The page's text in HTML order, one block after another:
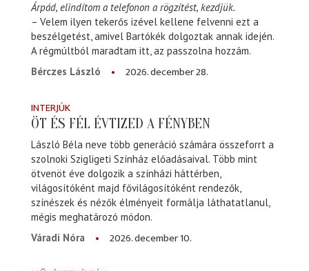
Árpád, elindítom a telefonon a rögzítést, kezdjük.
– Velem ilyen tekerős izével kellene felvenni ezt a
beszélgetést, amivel Bartókék dolgoztak annak idején.
A régmúltból maradtam itt, az passzolna hozzám.
Bérczes László
2026. december 28.
INTERJÚK
ÖT ÉS FÉL ÉVTIZED A FÉNYBEN
László Béla neve több generáció számára összeforrt a
szolnoki Szigligeti Színház előadásaival. Több mint
ötvenöt éve dolgozik a színházi háttérben,
világosítóként majd fővilágosítóként rendezők,
színészek és nézők élményeit formálja láthatatlanul,
mégis meghatározó módon.
Váradi Nóra
2026. december 10.